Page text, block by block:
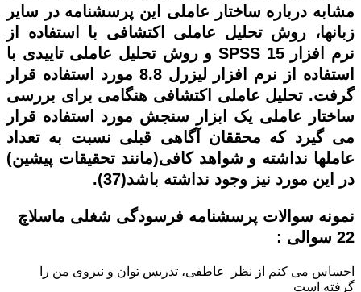
مشابه درباره ساختار عاملی این پرسشنامه در سایر
زبانها، روش تحلیل عاملی اکتشافی با استفاده از
نرم افزارSPSS 15 و روش تحلیل عاملی تاییدی با
استفاده از نرم افزار لیزرل 8.8 مورد استفاده قرار
گرفت. تحلیل عاملی اکتشافی هنگامی برای بررسی
ساختار عاملی یک ابزار سنجش مورد استفاده قرار
می گیرد که محققان آگاهی قبلی نسبت به تعداد
عاملها نداشته و شواهد کافی(مانند تحقیقات پیشین)
در این مورد نیز وجود نداشته باشد(37).
نمونه سوالات پرسشنامه فرسودگی شغلی ماسلاچ
22 سوالی
:
احساس می کنم از نظر عاطفی، تدريس توان و نيروی من را
گرفته است